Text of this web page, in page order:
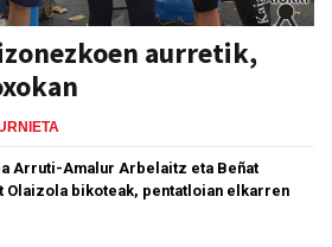
aurretik,
Arruti-Amalur Arbelaitz eta Beñat
Olaizola bikoteak, pentatloian elkarren